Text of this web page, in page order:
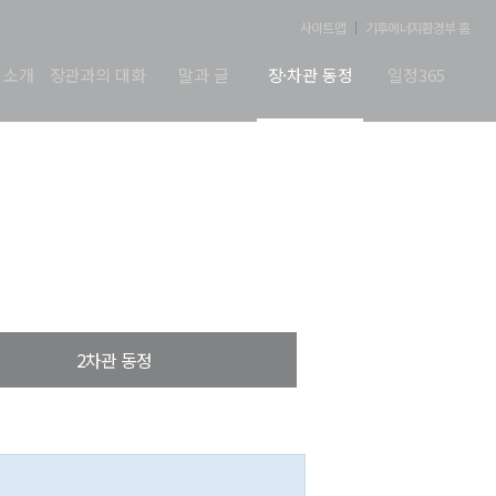
사이트맵 기후에너지환경부 홈
개 장관과의 대화 말과 글 장·차관 동정 일정365
2차관 동정